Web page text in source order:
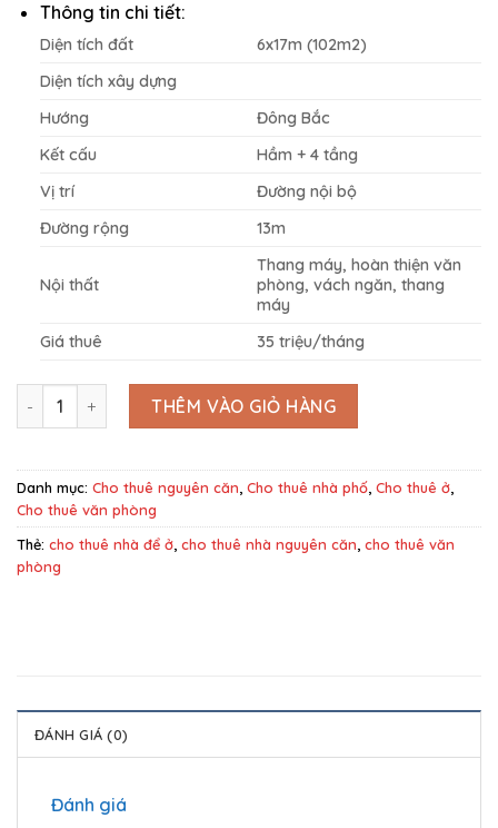
Thông tin chi tiết:
Diện tích đất
6x17m (102m2)
Diện tích xây dựng
Hướng
Đông Bắc
Kết cấu
Hầm + 4 tầng
Vị trí
Đường nội bộ
Đường rộng
13m
Nội thất
Thang máy, hoàn thiện văn
phòng, vách ngăn, thang
máy
Giá thuê
35 triệu/tháng
HOT! thuê nguyên căn văn phòng có thang máy 6x17m, hầm+
THÊM VÀO GIỎ HÀNG
Danh mục: Cho thuê nguyên căn, Cho thuê nhà phố, Cho thuê ở,
Cho thuê văn phòng
Thẻ: cho thuê nhà để ở, cho thuê nhà nguyên căn, cho thuê văn
phòng
ĐÁNH GIÁ (0)
Đánh giá